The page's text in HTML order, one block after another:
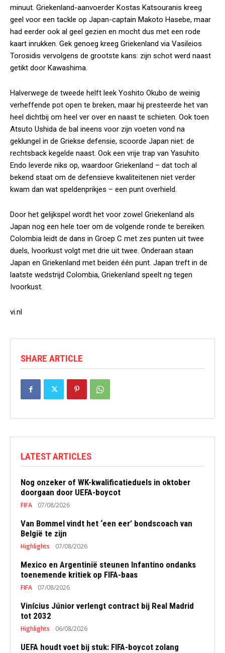
minuut. Griekenland-aanvoerder Kostas Katsouranis kreeg
geel voor een tackle op Japan-captain Makoto Hasebe, maar
had eerder ook al geel gezien en mocht dus met een rode
kaart inrukken. Gek genoeg kreeg Griekenland via Vasileios
Torosidis vervolgens de grootste kans: zijn schot werd naast
getikt door Kawashima.
Halverwege de tweede helft leek Yoshito Okubo de weinig
verheffende pot open te breken, maar hij presteerde het van
heel dichtbij om heel ver over en naast te schieten. Ook toen
Atsuto Ushida de bal ineens voor zijn voeten vond na
geklungel in de Griekse defensie, scoorde Japan niet: de
rechtsback kegelde naast. Ook een vrije trap van Yasuhito
Endo leverde niks op, waardoor Griekenland – dat toch al
bekend staat om de defensieve kwaliteitenen niet verder
kwam dan wat speldenprikjes – een punt overhield.
Door het gelijkspel wordt het voor zowel Griekenland als
Japan nog een hele toer om de volgende ronde te bereiken.
Colombia leidt de dans in Groep C met zes punten uit twee
duels, Ivoorkust volgt met drie uit twee. Onderaan staan
Japan en Griekenland met beiden één punt. Japan treft in de
laatste wedstrijd Colombia, Griekenland speelt ng tegen
Ivoorkust.
vi.nl
SHARE ARTICLE
LATEST ARTICLES
Nog onzeker of WK-kwalificatieduels in oktober
doorgaan door UEFA-boycot
FIFA 07/08/2026
Van Bommel vindt het ‘een eer’ bondscoach van
België te zijn
Highlights 07/08/2026
Mexico en Argentinië steunen Infantino ondanks
toenemende kritiek op FIFA-baas
FIFA 07/08/2026
Vinícius Júnior verlengt contract bij Real Madrid
tot 2032
Highlights 06/08/2026
UEFA houdt voet bij stuk: FIFA-boycot zolang